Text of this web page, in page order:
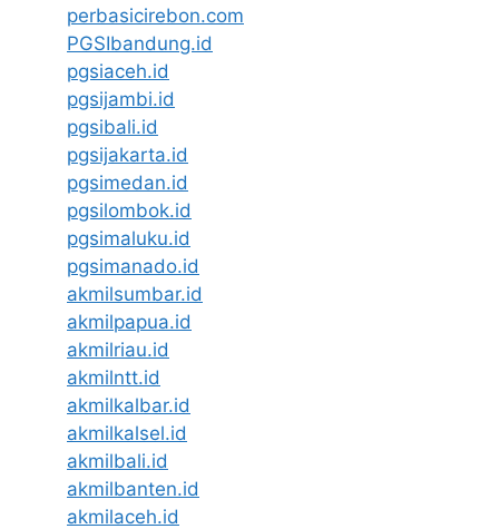
perbasicirebon.com
PGSIbandung.id
pgsiaceh.id
pgsijambi.id
pgsibali.id
pgsijakarta.id
pgsimedan.id
pgsilombok.id
pgsimaluku.id
pgsimanado.id
akmilsumbar.id
akmilpapua.id
akmilriau.id
akmilntt.id
akmilkalbar.id
akmilkalsel.id
akmilbali.id
akmilbanten.id
akmilaceh.id